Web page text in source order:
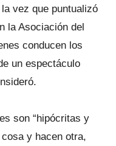
vez que puntualizó
la Asociación del
conducen los
un espectáculo
son “hipócritas y
cosa y hacen otra,